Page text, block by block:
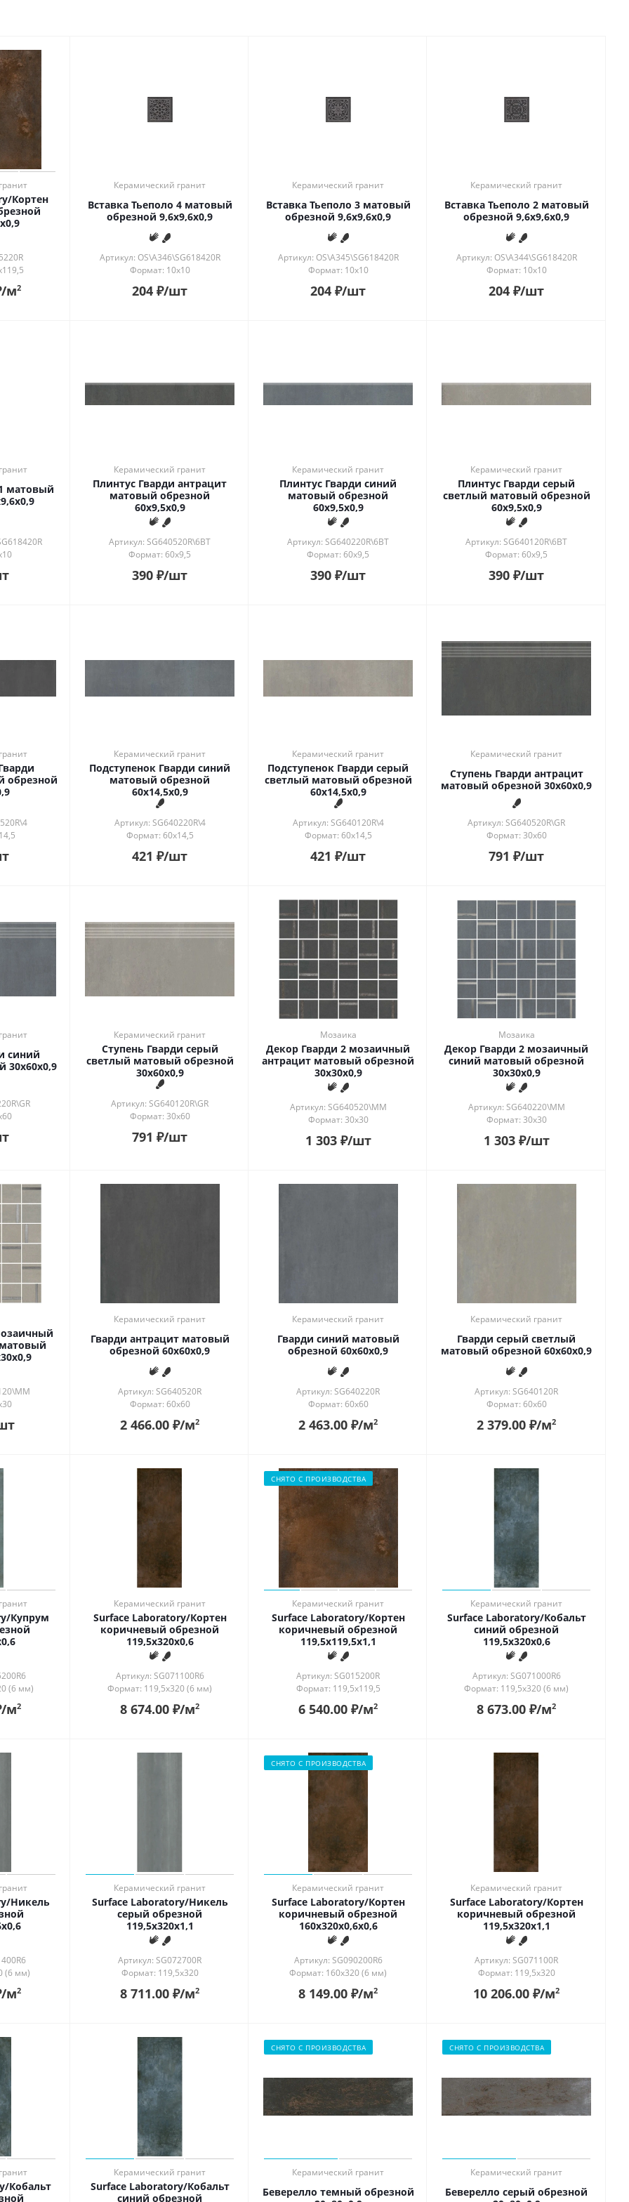
интерьере
Кортен
/м2
Керамический гранит
Вставка Тьеполо 4 матовый
обрезной 9,6x9,6x0,9
Артикул: OS\A346\SG618420R
Формат: 10x10
204 ₽/шт
Керамический гранит
Вставка Тьеполо 3 матовый
обрезной 9,6x9,6x0,9
Артикул: OS\A345\SG618420R
Формат: 10x10
204 ₽/шт
Керамический гранит
Вставка Тьеполо 2 матовый
обрезной 9,6x9,6x0,9
Артикул: OS\A344\SG618420R
Формат: 10x10
204 ₽/шт
матовый
Керамический гранит
Плинтус Гварди антрацит
матовый обрезной
60x9,5x0,9
Артикул: SG640520R\6BT
Формат: 60x9,5
390 ₽/шт
Керамический гранит
Плинтус Гварди синий
матовый обрезной
60x9,5x0,9
Артикул: SG640220R\6BT
Формат: 60x9,5
390 ₽/шт
Керамический гранит
Плинтус Гварди серый
светлый матовый обрезной
60x9,5x0,9
Артикул: SG640120R\6BT
Формат: 60x9,5
390 ₽/шт
обрезной
Керамический гранит
Подступенок Гварди синий
матовый обрезной
60x14,5x0,9
Артикул: SG640220R\4
Формат: 60x14,5
421 ₽/шт
Керамический гранит
Подступенок Гварди серый
светлый матовый обрезной
60x14,5x0,9
Артикул: SG640120R\4
Формат: 60x14,5
421 ₽/шт
Керамический гранит
Ступень Гварди антрацит
матовый обрезной 30x60x0,9
Артикул: SG640520R\GR
Формат: 30x60
791 ₽/шт
синий
30x60x0,9
Керамический гранит
Ступень Гварди серый
светлый матовый обрезной
30x60x0,9
Артикул: SG640120R\GR
Формат: 30x60
791 ₽/шт
Мозаика
Декор Гварди 2 мозаичный
антрацит матовый обрезной
30x30x0,9
Артикул: SG640520\MM
Формат: 30x30
1 303₽/шт
Мозаика
Декор Гварди 2 мозаичный
синий матовый обрезной
30x30x0,9
Артикул: SG640220\MM
Формат: 30x30
1 303₽/шт
Керамический гранит
Гварди антрацит матовый
обрезной 60x60x0,9
Артикул: SG640520R
Формат: 60x60
2 466.00 ₽/м2
Керамический гранит
Гварди синий матовый
обрезной 60x60x0,9
Артикул: SG640220R
Формат: 60x60
2 463.00 ₽/м2
Керамический гранит
Гварди серый светлый
матовый обрезной 60x60x0,9
Артикул: SG640120R
Формат: 60x60
2 379.00 ₽/м2
Купрум
(6 мм)
/м2
Керамический гранит
Surface Laboratory/Кортен
коричневый обрезной
119,5x320x0,6
Артикул: SG071100R6
Формат: 119,5x320 (6 мм)
8 674.00 ₽/м2
СНЯТО С ПРОИЗВОДСТВА
Керамический гранит
Surface Laboratory/Кортен
коричневый обрезной
119,5x119,5x1,1
Артикул: SG015200R
Формат: 119,5x119,5
6 540.00 ₽/м2
Керамический гранит
Surface Laboratory/Кобальт
синий обрезной
119,5x320x0,6
Артикул: SG071000R6
Формат: 119,5x320 (6 мм)
8 673.00 ₽/м2
Никель
(6 мм)
/м2
Керамический гранит
Surface Laboratory/Никель
серый обрезной
119,5x320x1,1
Артикул: SG072700R
Формат: 119,5x320
8 711.00 ₽/м2
СНЯТО С ПРОИЗВОДСТВА
Керамический гранит
Surface Laboratory/Кортен
коричневый обрезной
160x320x0,6х0,6
Артикул: SG090200R6
Формат: 160x320 (6 мм)
8 149.00 ₽/м2
Керамический гранит
Surface Laboratory/Кортен
коричневый обрезной
119,5x320x1,1
Артикул: SG071100R
Формат: 119,5x320
10 206.00 ₽/м2
Кобальт
Керамический гранит
Surface Laboratory/Кобальт
синий обрезной
СНЯТО С ПРОИЗВОДСТВА
Керамический гранит
Беверелло темный обрезной
СНЯТО С ПРОИЗВОДСТВА
Керамический гранит
Беверелло серый обрезной